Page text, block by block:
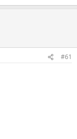
#61